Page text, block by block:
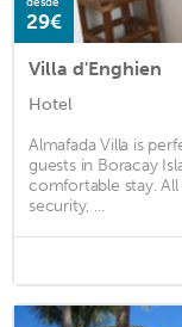
29€
Villa d'Enghien
Hotel
Almafada Villa is
guests in Boracay
comfortable stay.
security, ...